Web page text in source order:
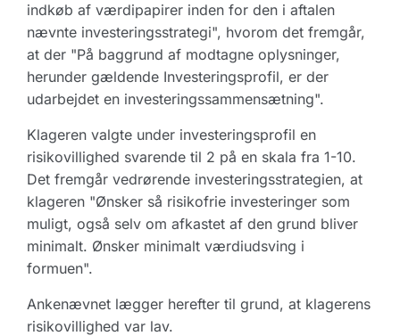
indkøb af værdipapirer inden for den i aftalen
nævnte investeringsstrategi", hvorom det fremgår,
at der "På baggrund af modtagne oplysninger,
herunder gældende Investeringsprofil, er der
udarbejdet en investeringssammensætning".
Klageren valgte under investeringsprofil en
risikovillighed svarende til 2 på en skala fra 1-10.
Det fremgår vedrørende investeringsstrategien, at
klageren "Ønsker så risikofrie investeringer som
muligt, også selv om afkastet af den grund bliver
minimalt. Ønsker minimalt værdiudsving i
formuen".
Ankenævnet lægger herefter til grund, at klagerens
risikovillighed var lav.